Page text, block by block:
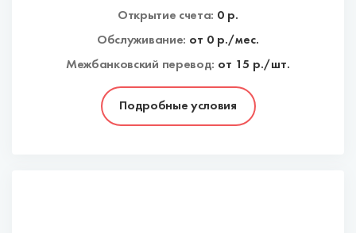
Подробные условия
Открытие счета: 0 р.
Обслуживание: от 0р./мес.
Межбанковский перевод: от 15 р./шт.